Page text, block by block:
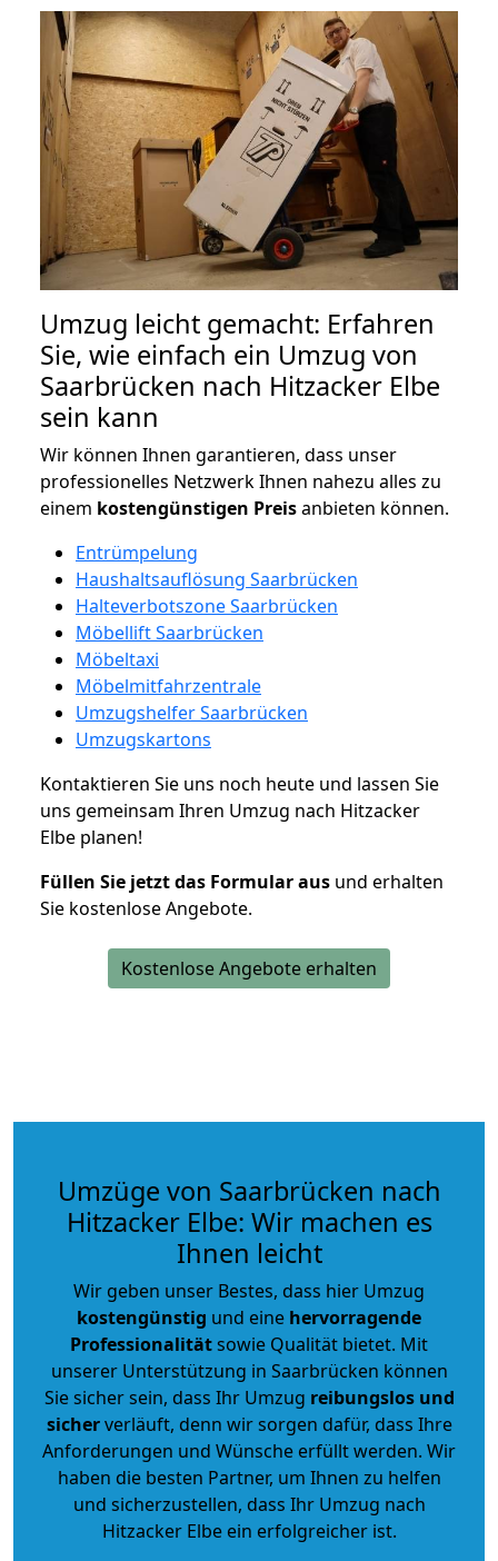
Umzug leicht gemacht: Erfahren
Sie, wie einfach ein Umzug von
Saarbrücken nach Hitzacker Elbe
sein kann
Wir können Ihnen garantieren, dass unser
professionelles Netzwerk Ihnen nahezu alles zu
einem kostengünstigen Preisanbieten können.
Entrümpelung
Haushaltsauflösung Saarbrücken
Halteverbotszone Saarbrücken
Möbellift Saarbrücken
Möbeltaxi
Möbelmitfahrzentrale
Umzugshelfer Saarbrücken
Umzugskartons
Kontaktieren Sie uns noch heute und lassen Sie
uns gemeinsam Ihren Umzug nach Hitzacker
Elbe planen!
Füllen Sie jetzt das Formular aus und erhalten
Sie kostenlose Angebote.
Kostenlose Angebote erhalten
Umzüge von Saarbrücken nach
Hitzacker Elbe: Wir machen es
Ihnen leicht
Wir geben unser Bestes, dass hier Umzug
kostengünstig und eine hervorragende
Professionalitätsowie Qualität bietet. Mit
unserer Unterstützung in Saarbrücken können
Sie sicher sein, dass Ihr Umzug reibungslos und
sicherverläuft, denn wir sorgen dafür, dass Ihre
Anforderungen und Wünsche erfüllt werden. Wir
haben die besten Partner, um Ihnen zu helfen
und sicherzustellen, dass Ihr Umzug nach
Hitzacker Elbe ein erfolgreicher ist.